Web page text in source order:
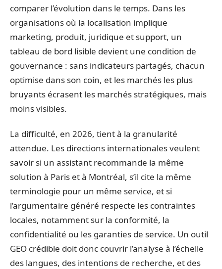
comparer l’évolution dans le temps. Dans les
organisations où la localisation implique
marketing, produit, juridique et support, un
tableau de bord lisible devient une condition de
gouvernance : sans indicateurs partagés, chacun
optimise dans son coin, et les marchés les plus
bruyants écrasent les marchés stratégiques, mais
moins visibles.
La difficulté, en 2026, tient à la granularité
attendue. Les directions internationales veulent
savoir si un assistant recommande la même
solution à Paris et à Montréal, s’il cite la même
terminologie pour un même service, et si
l’argumentaire généré respecte les contraintes
locales, notamment sur la conformité, la
confidentialité ou les garanties de service. Un outil
GEO crédible doit donc couvrir l’analyse à l’échelle
des langues, des intentions de recherche, et des